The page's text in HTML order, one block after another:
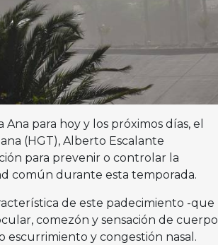
para hoy y los próximos días, el
(HGT), Alberto Escalante
para prevenir o controlar la
común durante esta temporada.
de este padecimiento -que
comezón y sensación de cuerpo
escurrimiento y congestión nasal.